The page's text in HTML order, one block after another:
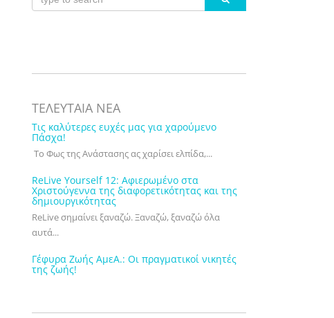
ΤΕΛΕΥΤΑΙΑ ΝΕΑ
Τις καλύτερες ευχές μας για χαρούμενο
Πάσχα!
Το Φως της Ανάστασης ας χαρίσει ελπίδα,...
ReLive Yourself 12: Αφιερωμένο στα
Χριστούγεννα της διαφορετικότητας και της
δημιουργικότητας
ReLive σημαίνει ξαναζώ. Ξαναζώ, ξαναζώ όλα
αυτά...
Γέφυρα Ζωής ΑμεΑ.: Οι πραγματικοί νικητές
της ζωής!